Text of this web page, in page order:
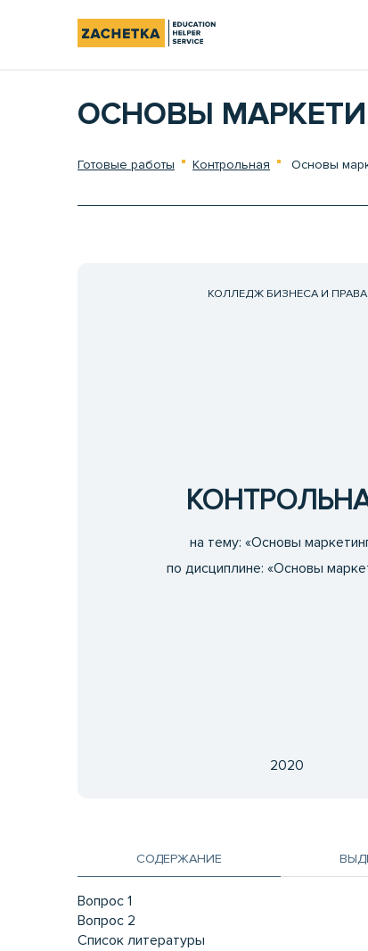
ОСНОВЫ
Готовые работы Контрольная Основы
КОЛЛЕДЖ БИЗНЕСА И ПРАВА
на тему: «Основы
по дисциплине: «Основы
2020
СОДЕРЖАНИЕ
Вопрос 1
Вопрос 2
Список литературы